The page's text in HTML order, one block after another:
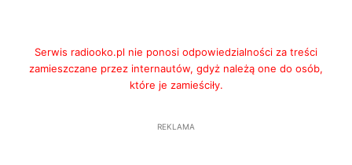
Serwis radiooko.pl nie ponosi odpowiedzialności za treści
zamieszczane przez internautów, gdyż należą one do osób,
które je zamieściły.
REKLAMA